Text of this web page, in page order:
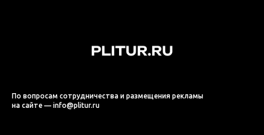
По вопросам сотрудничества и размещения рекламы
на сайте — info@plitur.ru